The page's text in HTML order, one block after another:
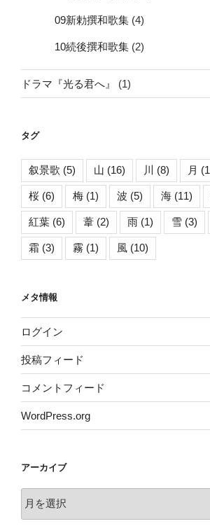
09新勅撰和歌集 (4)
10続後撰和歌集 (2)
ドラマ『光る君へ』 (1)
タグ
叙景歌 (5) 山 (16) 川 (8) 月
桜 (6) 梅 (1) 波 (5) 海 (11)
紅葉 (6) 葦 (2) 雨 (1) 雪 (3)
霜 (3) 霧 (1) 風 (10)
メタ情報
ログイン
投稿フィード
コメントフィード
WordPress.org
アーカイブ
ー